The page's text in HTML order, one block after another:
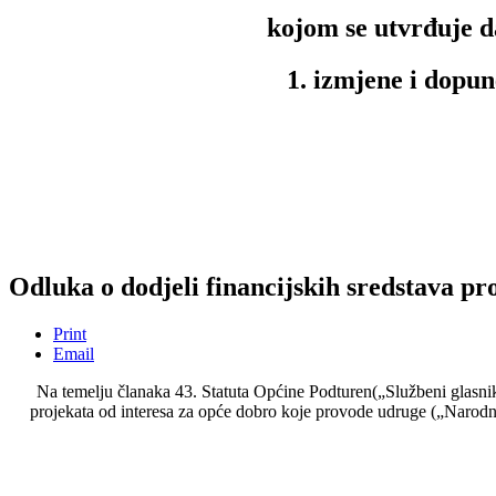
kojom se utvrđuje
1. izmjene i
Odluka o dodjeli financijskih sredstava
Print
Email
Na temelju članaka 43. Statuta Općine Podturen(„Službeni
projekata od interesa za opće dobro koje provode udruge